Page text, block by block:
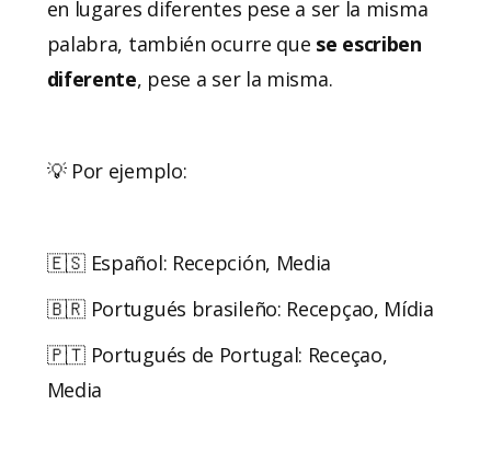
en lugares diferentes pese a ser la misma
palabra, también ocurre que se escriben
diferente, pese a ser la misma.
💡 Por ejemplo:
🇪🇸 Español: Recepción, Media
🇧🇷 Portugués brasileño: Recepçao, Mídia
🇵🇹 Portugués de Portugal: Receçao,
Media